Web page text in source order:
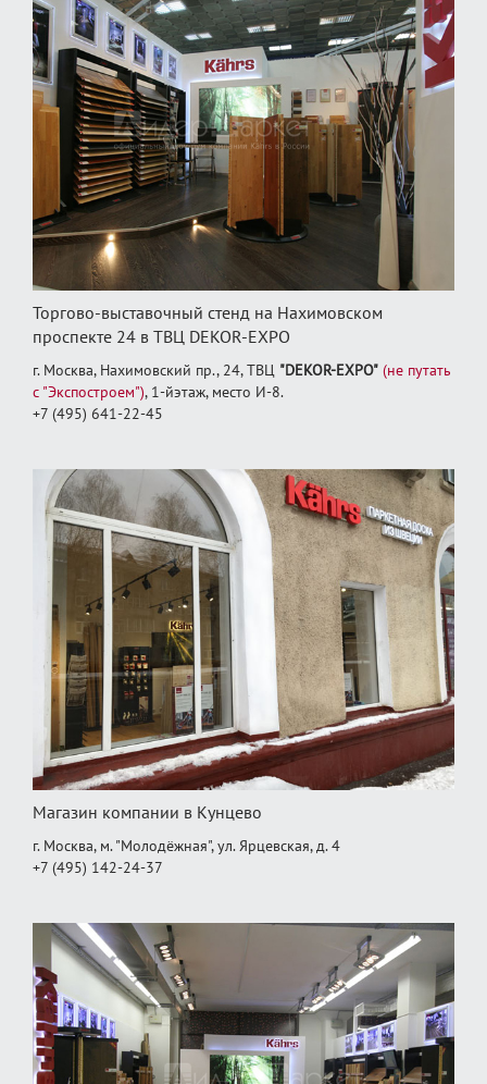
Торгово-выставочный стенд на Нахимовском
проспекте 24 в ТВЦ DEKOR-EXPO
г. Москва, Нахимовский пр., 24, ТВЦ "DEKOR-EXPO" (не путать
с "Экспостроем"), 1‑йэтаж, место И‑8.
+7 (495) 641-22-45
Магазин компании в Кунцево
г. Москва, м. "Молодёжная", ул. Ярцевская, д. 4
+7 (495) 142-24-37